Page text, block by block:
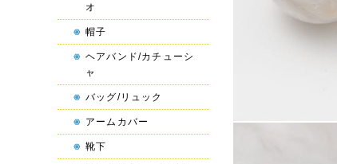
オ
帽子
ヘアバンド/カチューシ
ャ
バッグ/リュック
アームカバー
靴下